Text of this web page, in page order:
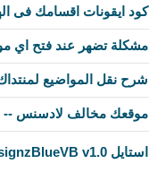
كود ايقونات اقسامك فى
مشكلة تضهر عند فتح اي
شرح نقل المواضيع
موقعك مخالف لادسنس --
استايل SlamDesignzBlueVB v1.0 للنسخ 3.8